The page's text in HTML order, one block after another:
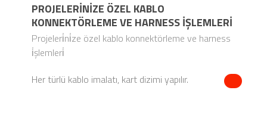
PROJELERİNİZE ÖZEL KABLO
KONNEKTÖRLEME VE HARNESS İŞLEMLERİ
Projeleri̇ni̇ze özel kablo konnektörleme ve harness
i̇şlemleri̇
Her türlü kablo imalatı, kart dizimi yapılır.